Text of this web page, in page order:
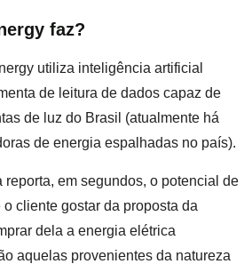
faz?
utiliza inteligência artificial
de leitura de dados capaz de
de luz do Brasil (atualmente há
de energia espalhadas no país).
reporta, em segundos, o potencial de
cliente gostar da proposta da
dela a energia elétrica
aquelas provenientes da natureza